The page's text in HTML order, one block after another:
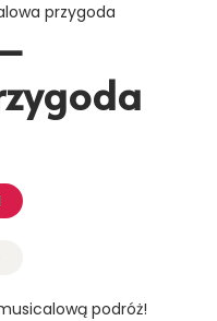
przygoda
podróż!